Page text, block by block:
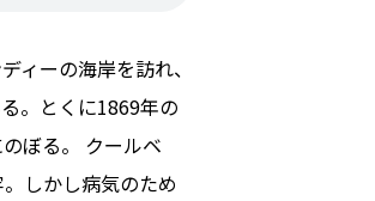
ィーの海岸を訪れ、
。とくに1869年の
ぼる。 クールベ
しかし病気のため